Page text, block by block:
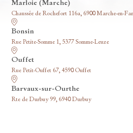
Marloie (Marche)
Chaussée de Rochefort 116a, 6900 Marche-en-
Bonsin
Rue Petite-Somme 1, 5377 Somme-Leuze
Ouffet
Rue Petit-Ouffet 67, 4590 Ouffet
Barvaux-sur-Ourthe
Rte de Durbuy 99, 6940 Durbuy